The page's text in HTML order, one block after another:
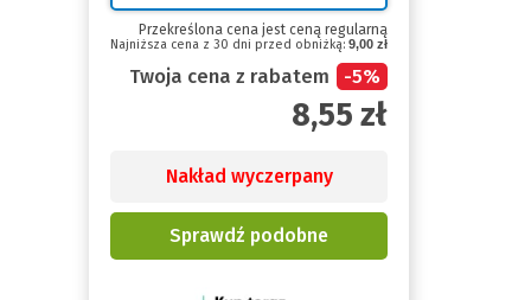
Przekreślona cena jest ceną regularną
Najniższa cena z 30 dni przed obniżką: 9,00 zł
Twoja cena z rabatem -5%
8,55 zł
Nakład wyczerpany
Sprawdź podobne